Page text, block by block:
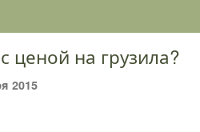
ценой на грузила?
2015